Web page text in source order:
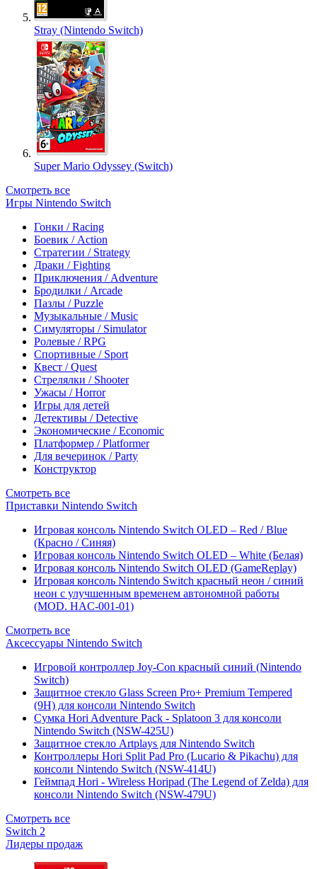
Stray (Nintendo Switch)
Super Mario Odyssey (Switch)
Смотреть все
Игры Nintendo Switch
Гонки / Racing
Боевик / Action
Стратегии / Strategy
Драки / Fighting
Приключения / Adventure
Бродилки / Arcade
Пазлы / Puzzle
Музыкальные / Music
Симуляторы / Simulator
Ролевые / RPG
Спортивные / Sport
Квест / Quest
Стрелялки / Shooter
Ужасы / Horror
Игры для детей
Детективы / Detective
Экономические / Economic
Платформер / Platformer
Для вечеринок / Party
Конструктор
Смотреть все
Приставки Nintendo Switch
Игровая консоль Nintendo Switch OLED – Red / Blue
(Красно / Синяя)
Игровая консоль Nintendo Switch OLED – White (Белая)
Игровая консоль Nintendo Switch OLED (GameReplay)
Игровая консоль Nintendo Switch красный неон / синий
неон с улучшенным временем автономной работы
(MOD. HAC-001-01)
Смотреть все
Аксессуары Nintendo Switch
Игровой контроллер Joy-Con красный синий (Nintendo
Switch)
Защитное стекло Glass Screen Pro+ Premium Tempered
(9H) для консоли Nintendo Switch
Сумка Hori Adventure Pack - Splatoon 3 для консоли
Nintendo Switch (NSW-425U)
Защитное стекло Artplays для Nintendo Switch
Контроллеры Hori Split Pad Pro (Lucario & Pikachu) для
консоли Nintendo Switch (NSW-414U)
Геймпад Hori - Wireless Horipad (The Legend of Zelda) для
консоли Nintendo Switch (NSW-479U)
Смотреть все
Switch 2
Лидеры продаж